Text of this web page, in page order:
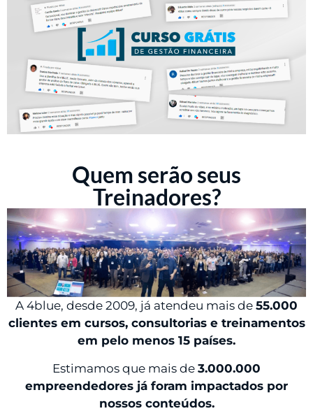
Quem serão seus
Treinadores?
A 4blue, desde 2009, já atendeu mais de 55.000
clientes em cursos, consultorias e treinamentos
em pelo menos 15 países.
Estimamos que mais de 3.000.000
empreendedores já foram impactados por
nossos conteúdos.